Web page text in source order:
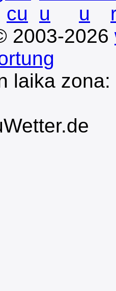
2003-2026
laika zona: